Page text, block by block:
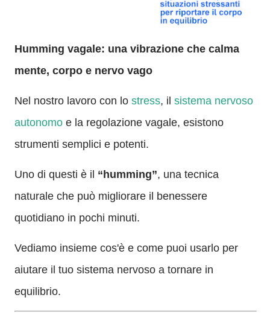
Humming vagale: una vibrazione che calma
mente, corpo e nervo vago
Nel nostro lavoro con lo stress, il sistema nervoso
autonomo e la regolazione vagale, esistono
strumenti semplici e potenti.
Uno di questi è il “humming”, una tecnica
naturale che può migliorare il benessere
quotidiano in pochi minuti.
Vediamo insieme cos'è e come puoi usarlo per
aiutare il tuo sistema nervoso a tornare in
equilibrio.